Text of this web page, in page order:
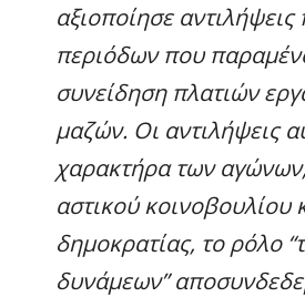
αξιοποίησε
περιόδων που
συνείδηση πλατιών
μαζών. Οι αντιλήψεις
χαρακτήρα των
αστικού κοινοβουλίου
δημοκρατίας, το ρόλο
δυνάμεων”